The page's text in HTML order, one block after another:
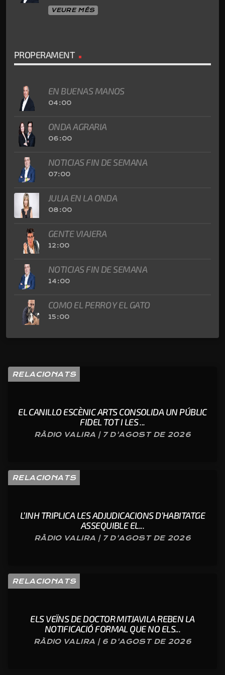
VEURE MÉS
PROPERAMENT
EN BUENAS MANOS
04:00
ONDA AGRARIA
06:00
NOTICIAS FIN DE SEMANA
07:00
JULIA EN LA ONDA
08:00
GENTE VIAJERA
12:00
NOTICIAS FIN DE SEMANA
14:00
COMO EL PERRO Y EL GATO
15:00
RELACIONATS
EL CANILLO ESCÈNIC ARTS CONSOLIDA UN PÚBLIC
FIDEL TOT I LES ...
RÀDIO VALIRA | 7 D'AGOST DE 2026
RELACIONATS
L’INH TRIPLICA LES ADJUDICACIONS D’HABITATGE
ASSEQUIBLE EL...
RÀDIO VALIRA | 7 D'AGOST DE 2026
RELACIONATS
ELS VEÏNS DE DOCTOR MITJAVILA REBEN LA
NOTIFICACIÓ FORMAL QUE NO ELS...
RÀDIO VALIRA | 6 D'AGOST DE 2026